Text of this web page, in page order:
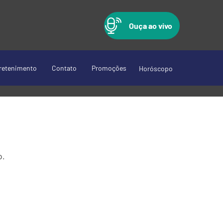
Ouça ao vivo
Contato Promoções Horóscopo